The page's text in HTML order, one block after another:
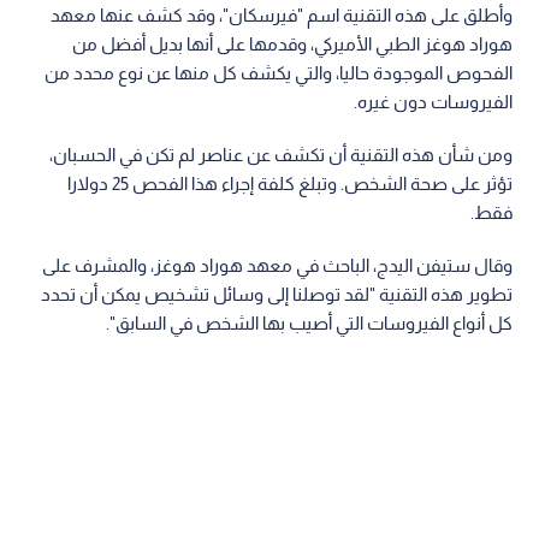
وأطلق على هذه التقنية اسم "فيرسكان"، وقد كشف عنها معهد
هوراد هوغز الطبي الأميركي، وقدمها على أنها بديل أفضل من
الفحوص الموجودة حاليا، والتي يكشف كل منها عن نوع محدد من
الفيروسات دون غيره.
ومن شأن هذه التقنية أن تكشف عن عناصر لم تكن في الحسبان،
تؤثر على صحة الشخص. وتبلغ كلفة إجراء هذا الفحص 25 دولارا
فقط.
وقال ستيفن اليدج، الباحث في معهد هوراد هوغز، والمشرف على
تطوير هذه التقنية "لقد توصلنا إلى وسائل تشخيص يمكن أن تحدد
كل أنواع الفيروسات التي أصيب بها الشخص في السابق".